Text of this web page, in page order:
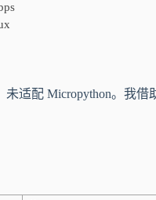
未适配 Micropython。我